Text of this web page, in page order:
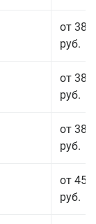
от 38
руб.
от 38
руб.
от 38
руб.
от 45
руб.